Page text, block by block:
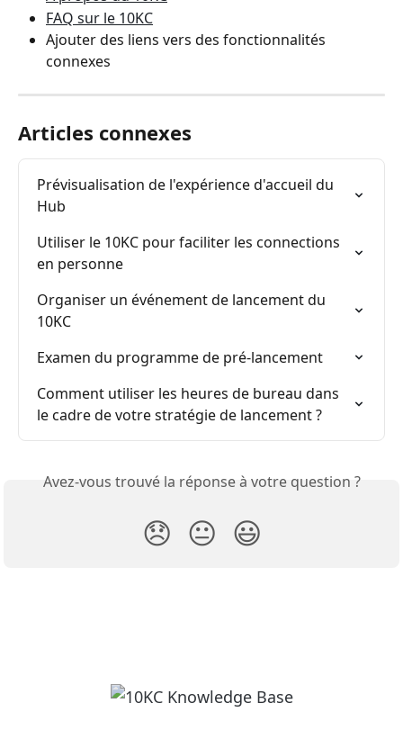
FAQ sur le 10KC
Ajouter des liens vers des fonctionnalités
connexes
Articles connexes
Prévisualisation de l'expérience d'accueil du
Hub
Utiliser le 10KC pour faciliter les connections
en personne
Organiser un événement de lancement du
10KC
Examen du programme de pré-lancement
Comment utiliser les heures de bureau dans
le cadre de votre stratégie de lancement ?
Avez-vous trouvé la réponse à votre question ?
😞 😐 😃